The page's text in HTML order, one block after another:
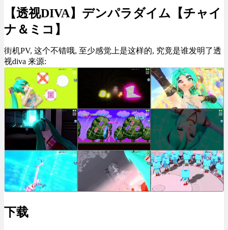
【透视DIVA】デンパラダイム【チャイ
ナ＆ミコ】
街机PV, 这个不错哦, 至少感觉上是这样的, 究竟是谁发明了透
视diva 来源:
下载